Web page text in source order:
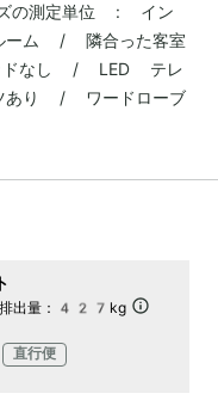
測定単位 : イン
ム / 隣合った客室
ドなし / LED テレ
り / ワードローブ
出量： 427kg
直行便